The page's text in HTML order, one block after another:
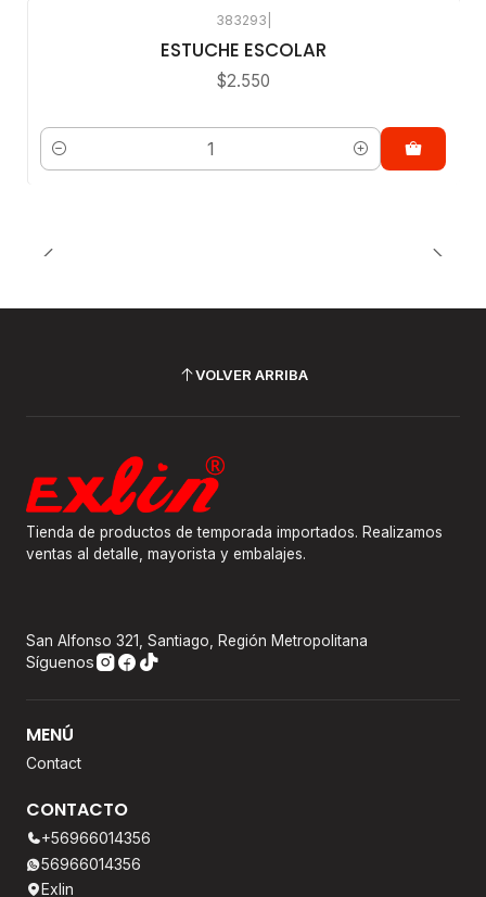
383293
ESTUCHE ESCOLAR
$2.550
Cantidad
VOLVER ARRIBA
Tienda de productos de temporada importados. Realizamos
ventas al detalle, mayorista y embalajes.
San Alfonso 321, Santiago, Región Metropolitana
Síguenos
MENÚ
Contact
CONTACTO
+56966014356
56966014356
Exlin